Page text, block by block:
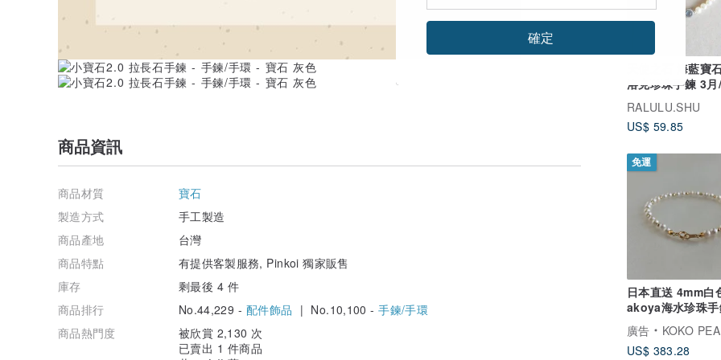
天使之石 海藍寶
洛克珍珠手鍊 3
RALULU.SHU
US$ 59.85
免運
日本直送 4mm白
akoya海水珍珠
串 18k黃金扣頭
計
廣告
KOKO PEARL
US$ 383.28
商品資訊
商品材質
寶石
製造方式
手工製造
商品產地
台灣
商品特點
有提供客製服務, Pinkoi 獨家販售
庫存
剩最後 4 件
商品排行
No.44,229 - 配件飾品 | No.10,100 -手鍊/手環
商品熱門度
被欣賞 2,130 次
已賣出 1 件商品
確定